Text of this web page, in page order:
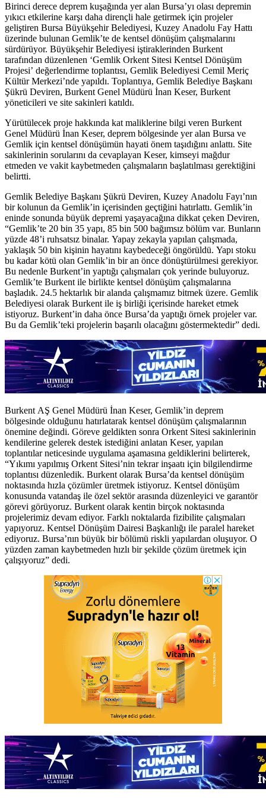
Birinci derece deprem kuşağında yer alan Bursa’yı olası depremin
yıkıcı etkilerine karşı daha dirençli hale getirmek için projeler
geliştiren Bursa Büyükşehir Belediyesi, Kuzey Anadolu Fay Hattı
üzerinde bulunan Gemlik’te de kentsel dönüşüm çalışmalarını
sürdürüyor. Büyükşehir Belediyesi iştiraklerinden Burkent
tarafından düzenlenen ‘Gemlik Orkent Sitesi Kentsel Dönüşüm
Projesi’ değerlendirme toplantısı, Gemlik Belediyesi Cemil Meriç
Kültür Merkezi’nde yapıldı. Toplantıya, Gemlik Belediye Başkanı
Şükrü Deviren, Burkent Genel Müdürü İnan Keser, Burkent
yöneticileri ve site sakinleri katıldı.
Yürütülecek proje hakkında kat maliklerine bilgi veren Burkent
Genel Müdürü İnan Keser, deprem bölgesinde yer alan Bursa ve
Gemlik için kentsel dönüşümün hayati önem taşıdığını anlattı. Site
sakinlerinin sorularını da cevaplayan Keser, kimseyi mağdur
etmeden ve vakit kaybetmeden çalışmaların başlatılması gerektiğini
belirtti.
Gemlik Belediye Başkanı Şükrü Deviren, Kuzey Anadolu Fayı’nın
bir kolunun da Gemlik’in içerisinden geçtiğini hatırlattı. Gemlik’in
eninde sonunda büyük depremi yaşayacağına dikkat çeken Deviren,
“Gemlik’te 20 bin 35 yapı, 85 bin 500 bağımsız bölüm var. Bunların
yüzde 48’i ruhsatsız binalar. Yapay zekayla yapılan çalışmada,
yaklaşık 50 bin kişinin hayatını kaybedeceği öngörüldü. Yapı stoku
bu kadar kötü olan Gemlik’in bir an önce dönüştürülmesi gerekiyor.
Bu nedenle Burkent’in yaptığı çalışmaları çok yerinde buluyoruz.
Gemlik’te Burkent ile birlikte kentsel dönüşüm çalışmalarına
başladık. 24.5 hektarlık bir alanda çalışmamız bitmek üzere. Gemlik
Belediyesi olarak Burkent ile iş birliği içerisinde hareket etmek
istiyoruz. Burkent’in daha önce Bursa’da yaptığı örnek projeler var.
Bu da Gemlik’teki projelerin başarılı olacağını göstermektedir” dedi.
Burkent AŞ Genel Müdürü İnan Keser, Gemlik’in deprem
bölgesinde olduğunu hatırlatarak kentsel dönüşüm çalışmalarının
önemine değindi. Göreve geldikten sonra Orkent Sitesi sakinlerinin
kendilerine gelerek destek istediğini anlatan Keser, yapılan
toplantılar neticesinde uygulama aşamasına geldiklerini belirterek,
“Yıkımı yapılmış Orkent Sitesi’nin tekrar inşaatı için bilgilendirme
toplantısı düzenledik. Burkent olarak Bursa’da kentsel dönüşüm
noktasında hızla çözümler üretmek istiyoruz. Kentsel dönüşüm
konusunda vatandaş ile özel sektör arasında düzenleyici ve garantör
görevi görüyoruz. Burkent olarak kentin birçok noktasında
projelerimiz devam ediyor. Farklı noktalarda fizibilite çalışmaları
yapıyoruz. Kentsel Dönüşüm Dairesi Başkanlığı ile paralel hareket
ediyoruz. Bursa’nın büyük bir bölümü riskli yapılardan oluşuyor. O
yüzden zaman kaybetmeden hızlı bir şekilde çözüm üretmek için
çalışıyoruz” dedi.